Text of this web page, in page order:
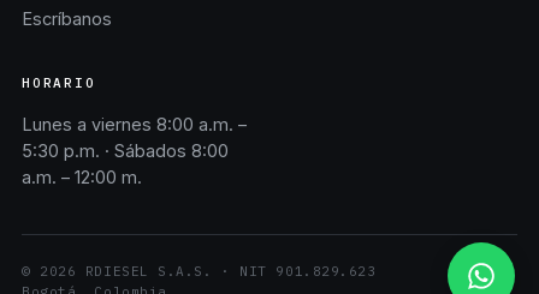
Escríbanos
HORARIO
Lunes a viernes 8:00 a.m. –
5:30 p.m. · Sábados 8:00
a.m. – 12:00 m.
© 2026 RDIESEL S.A.S. · NIT 901.829.623